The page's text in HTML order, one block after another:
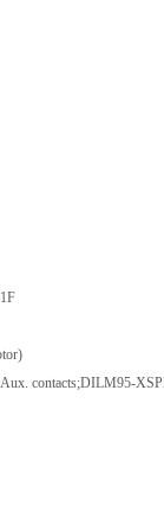
contacts;DILM95-